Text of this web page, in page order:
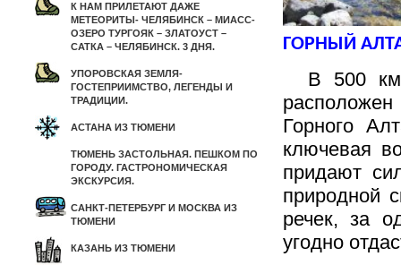
К НАМ ПРИЛЕТАЮТ ДАЖЕ
МЕТЕОРИТЫ- ЧЕЛЯБИНСК – МИАСС-
ОЗЕРО ТУРГОЯК – ЗЛАТОУСТ –
САТКА – ЧЕЛЯБИНСК. 3 ДНЯ.
УПОРОВСКАЯ ЗЕМЛЯ-
ГОСТЕПРИИМСТВО, ЛЕГЕНДЫ И
ТРАДИЦИИ.
АСТАНА ИЗ ТЮМЕНИ
ТЮМЕНЬ ЗАСТОЛЬНАЯ. ПЕШКОМ ПО
ГОРОДУ. ГАСТРОНОМИЧЕСКАЯ
ЭКСКУРСИЯ.
САНКТ-ПЕТЕРБУРГ И МОСКВА ИЗ
ТЮМЕНИ
КАЗАНЬ ИЗ ТЮМЕНИ
ГОРНЫЙ
В 500 км
Горного
ключевая
придают
природной
речек, за
угодно